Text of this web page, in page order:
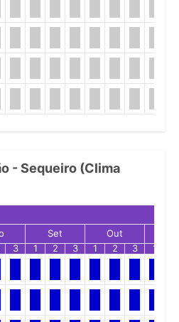
- Sequeiro (Clima
Set Out
3 1 2 3 1 2 3 1